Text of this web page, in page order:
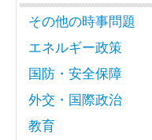
その他の時事問題
エネルギー政策
国防・安全保障
外交・国際政治
教育